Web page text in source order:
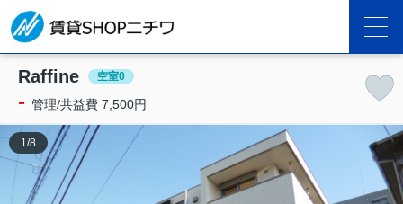
Raffine 空室0
- 管理/共益費 7,500円
1 /8